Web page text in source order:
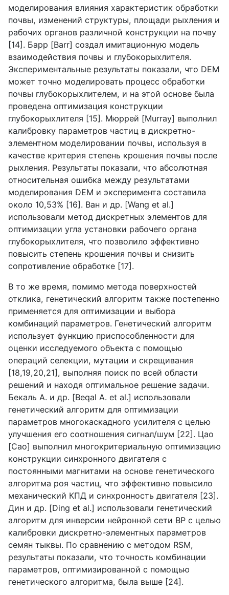
моделирования влияния характеристик обработки
почвы, изменений структуры, площади рыхления и
рабочих органов различной конструкции на почву
[14]. Барр [Barr] создал имитационную модель
взаимодействия почвы и глубокорыхлителя.
Экспериментальные результаты показали, что DEM
может точно моделировать процесс обработки
почвы глубокорыхлителем, и на этой основе была
проведена оптимизация конструкции
глубокорыхлителя [15]. Мюррей [Murray] выполнил
калибровку параметров частиц в дискретно-
элементном моделировании почвы, используя в
качестве критерия степень крошения почвы после
рыхления. Результаты показали, что абсолютная
относительная ошибка между результатами
моделирования DEM и эксперимента составила
около 10,53% [16]. Ван и др. [Wang et al.]
использовали метод дискретных элементов для
оптимизации угла установки рабочего органа
глубокорыхлителя, что позволило эффективно
повысить степень крошения почвы и снизить
сопротивление обработке [17].
В то же время, помимо метода поверхностей
отклика, генетический алгоритм также постепенно
применяется для оптимизации и выбора
комбинаций параметров. Генетический алгоритм
использует функцию приспособленности для
оценки исследуемого объекта с помощью
операций селекции, мутации и скрещивания
[18,19,20,21], выполняя поиск по всей области
решений и находя оптимальное решение задачи.
Бекаль А. и др. [Beqal A. et al.] использовали
генетический алгоритм для оптимизации
параметров многокаскадного усилителя с целью
улучшения его соотношения сигнал/шум [22]. Цао
[Cao] выполнил многокритериальную оптимизацию
конструкции синхронного двигателя с
постоянными магнитами на основе генетического
алгоритма роя частиц, что эффективно повысило
механический КПД и синхронность двигателя [23].
Дин и др. [Ding et al.] использовали генетический
алгоритм для инверсии нейронной сети BP с целью
калибровки дискретно-элементных параметров
семян тыквы. По сравнению с методом RSM,
результаты показали, что точность комбинации
параметров, оптимизированной с помощью
генетического алгоритма, была выше [24].